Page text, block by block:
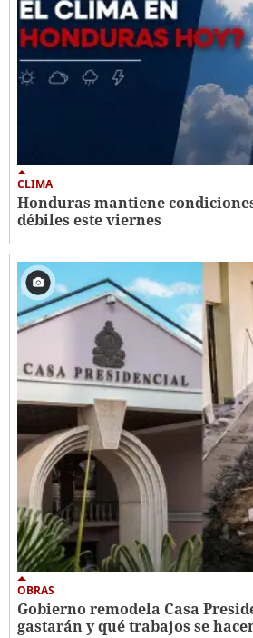
CLIMA
Honduras mantiene
débiles este viernes
OBRAS
Gobierno remodela Casa
gastarán y qué trabajos se